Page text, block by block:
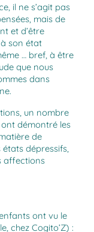
il ne s’agit pas
mais de
et d’être
son état
… bref, à être
que nous
dans
un nombre
démontré les
de
dépressifs,
affections
ont vu le
chez Cogito’Z) :